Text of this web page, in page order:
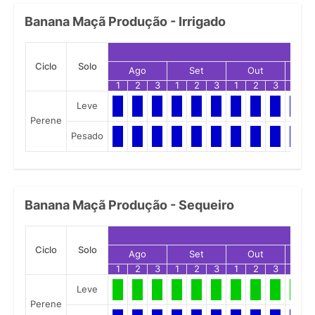
Banana Maçã Produção - Irrigado
Ciclo Solo Ago Set Out
1
2 3 1 2 3 1 2 3
Perene
Leve
Pesado
Banana Maçã Produção - Sequeiro
Ciclo Solo Ago Set Out
1
2 3 1 2 3 1 2 3
Perene
Leve